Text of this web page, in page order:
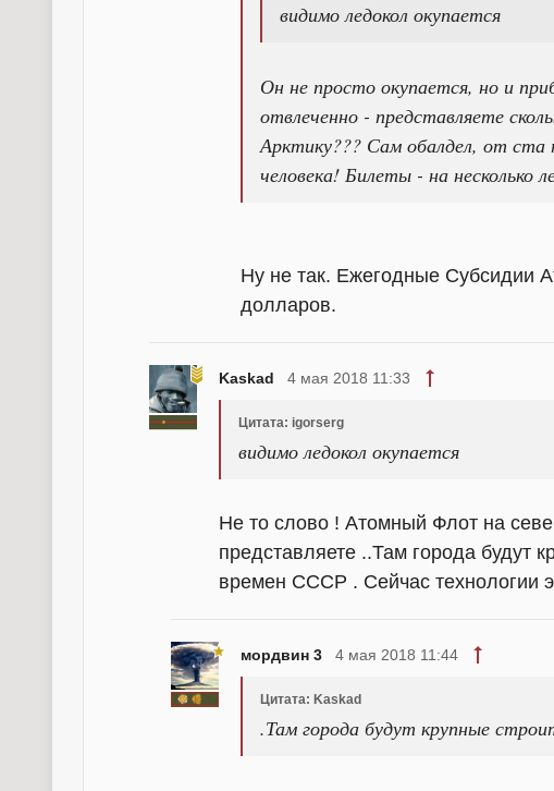
видимо ледокол окупается
Он не просто окупается, но и
отвлеченно - представляете
Арктику??? Сам обалдел, от ста
человека! Билеты - на несколько
Ну не так. Ежегодные Субсидии
долларов.
Kaskad 4 мая 2018 11:33
Цитата: igorserg
видимо ледокол окупается
Не то слово ! Атомный Флот на
представляете ..Там города будут
времен СССР . Сейчас технологии
мордвин 3 4 мая 2018 11:44
Цитата: Kaskad
.Там города будут крупные